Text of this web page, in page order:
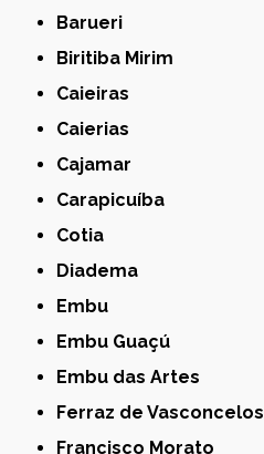
Barueri
Biritiba Mirim
Caieiras
Caierias
Cajamar
Carapicuíba
Cotia
Diadema
Embu
Embu Guaçú
Embu das Artes
Ferraz de Vasconcelos
Francisco Morato